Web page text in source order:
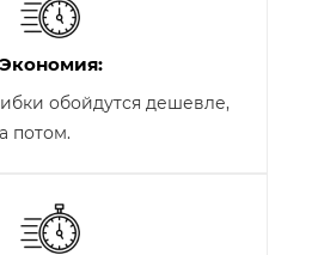
Экономия:
обойдутся дешевле,
потом.